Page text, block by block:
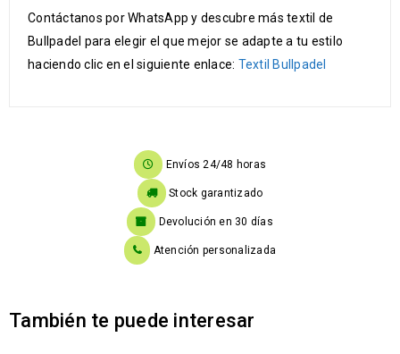
Contáctanos por WhatsApp y descubre más textil de
Bullpadel para elegir el que mejor se adapte a tu estilo
haciendo clic en el siguiente enlace: Textil Bullpadel
Envíos 24/48 horas
Stock garantizado
Devolución en 30 días
Atención personalizada
También te puede interesar